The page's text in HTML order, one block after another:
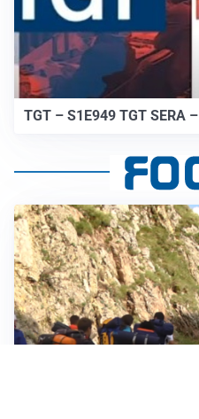
TGT – S1E949 TGT SERA